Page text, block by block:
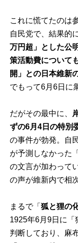
これに慌てたのは
自民党で、結果的
万円超」とした公
策活動費について
開」との日本維新
でもって6月6日に
だがその最中に、
ずの6月4日の特別
の事件が勃発。自
が予測しなかった
の文言が加わって
の声が維新内で相
まるで「狐と狸の
1925年6月9日に「
判断しており、麻